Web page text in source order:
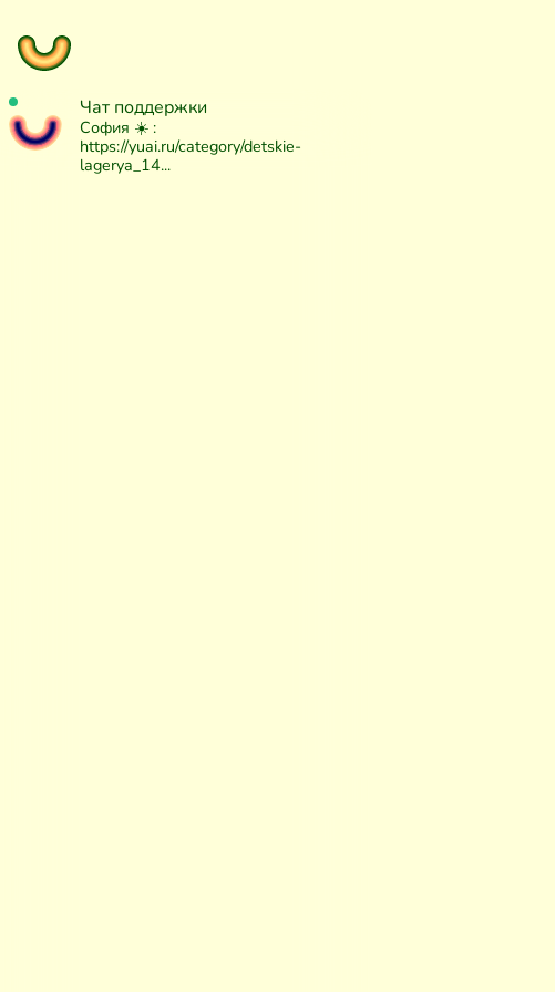
Чат поддержки
София ☀️ :
https://yuai.ru/category/detskie-
lagerya_14...